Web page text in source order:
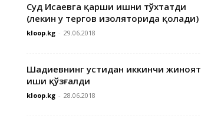
Суд Исаевга қарши ишни тўхтатди
(лекин у тергов изоляторида қолади)
kloop.kg - 29.06.2018
Шадиевнинг устидан иккинчи жиноят
иши қўзғалди
kloop.kg - 28.06.2018